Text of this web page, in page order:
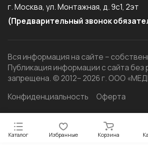
Каталог Избранные Корзина
г. Москва, ул. Монтажная, д. 9с1, 2эт
(Предварительный звонок
Вся информация на сайте –
Публикация информации с сайта без
запрещена. © 2012– 2026 г. ООО
Конфиденциальность
Оферта